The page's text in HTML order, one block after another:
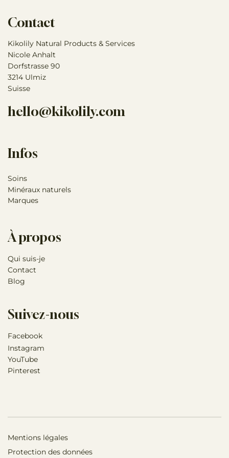
Mentions légales
Protection des données
Contact
Kikolily Natural Products & Services
Nicole Anhalt
Dorfstrasse 90
3214 Ulmiz
Suisse
hello@kikolily.com
Suivez-nous
Facebook
Instagram
YouTube
Pinterest
Infos
Soins
Minéraux naturels
Marques
À propos
Qui suis-je
Contact
Blog